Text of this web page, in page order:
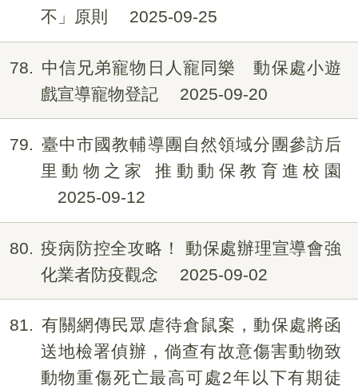
不」原則
2025-09-25
78
中信兄弟寵物日人寵同樂 動保處小遊
戲宣導寵物登記
2025-09-20
79
臺中市國教輔導團自然領域分團參訪后
里動物之家 推動動保教育進校園
2025-09-12
80
疫病防控全攻略！ 動保處辦理宣導會強
化業者防疫觀念
2025-09-02
81
有關網傳民眾虐待倉鼠案，動保處將函
送地檢署偵辦，倘查有故意傷害動物致
動物重傷死亡最高可處2年以下有期徒